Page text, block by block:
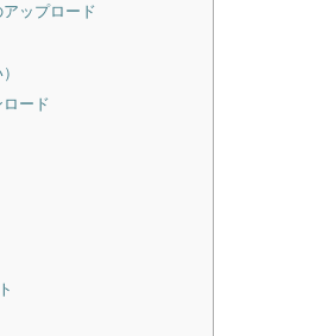
ップロード
ード